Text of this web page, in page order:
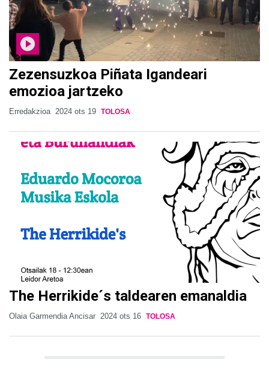
Zezensuzkoa Piñata Igandeari
emozioa jartzeko
Erredakzioa 2024 ots 19 TOLOSA
The Herrikide´s taldearen emanaldia
Olaia Garmendia Ancisar 2024 ots 16 TOLOSA